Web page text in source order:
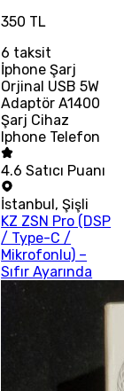
350 TL
6 taksit
İphone Şarj
Orjinal USB 5W
Adaptör A1400
Şarj Cihaz
Iphone Telefon
4.6 Satıcı Puanı
İstanbul,Şişli
KZ ZSN Pro (DSP
/ Type-C /
Mikrofonlu) –
Sıfır Ayarında